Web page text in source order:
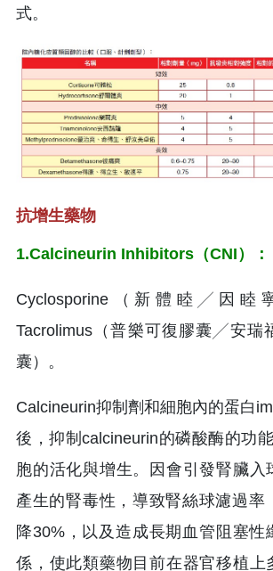
式。
抗增生藥物
1.Calcineurin Inhibitors（CNI）：
Cyclosporine（新體睦╱因睦
Tacrolimus（普樂可復膠囊╱安瑞
囊）。
Calcineurin抑制劑和細胞內的蛋白
後，抑制calcineurin的磷酸酶的功
胞的活化與增生。因會引發腎臟入
產生的腎毒性，導致腎絲球濾過率
降30%，以及造成長期血管阻塞性
係，使此類藥物目前在器官移植上